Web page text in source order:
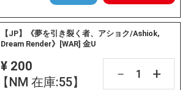
【JP】《夢を引き裂く者、アショク/Ashiok,
Dream Render》[WAR] 金U
¥ 200
【NM 在庫:55】
－ +